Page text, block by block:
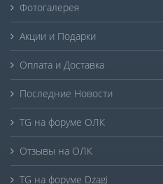
Фотогалерея
Акции и Подарки
Оплата и Доставка
Последние Новости
TG на форуме ОЛК
Отзывы на ОЛК
TG на форуме Dzagi